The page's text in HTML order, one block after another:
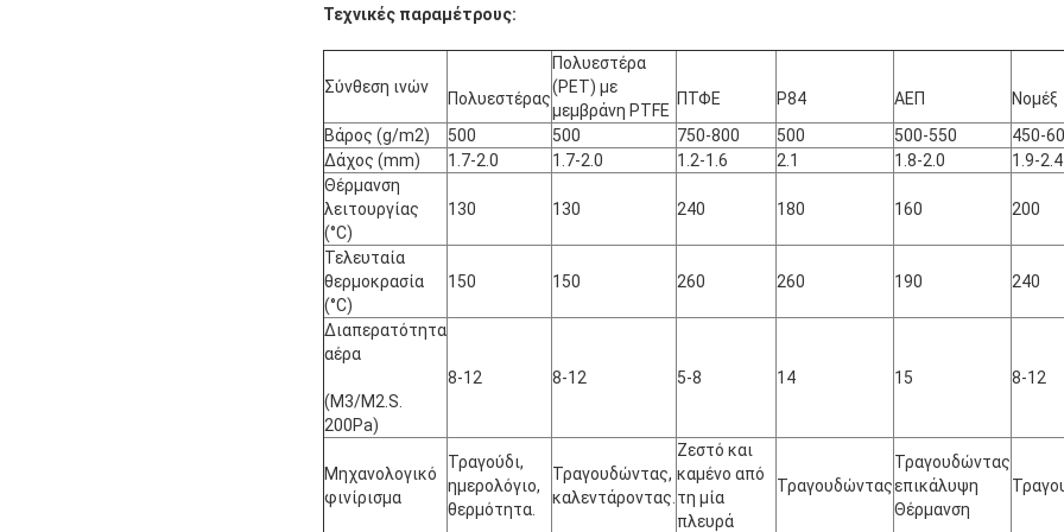
Τεχνικές παραμέτρους:
Σύνθεση ινών
Πολυεστέρας
Πολυεστέρα
(PET) με
μεμβράνη PTFE
ΠΤΦΕ P84 ΑΕΠ
Νομέξ
Βάρος (g/m2)
500 500 750-800 500 500-550
450-
Δάχος (mm)
1.7-2.0 1.7-2.0 1.2-1.6 2.1 1.8-2.0
1.9-2.4
Θέρμανση
λειτουργίας
(°C)
130 130 240 180 160 200
Τελευταία
θερμοκρασία
(°C)
150 150 260 260 190 240
Διαπερατότητα
αέρα
(M3/M2.S.
200Pa)
8-12 8-12 5-8 14 15 8-12
Μηχανολογικό
φινίρισμα
Τραγούδι,
ημερολόγιο,
θερμότητα.
Τραγουδώντας,
καλεντάροντας.
Ζεστό και
καμένο από
τη μία
πλευρά
Τραγουδώντας
Τραγουδώντας
επικάλυψη
Θέρμανση